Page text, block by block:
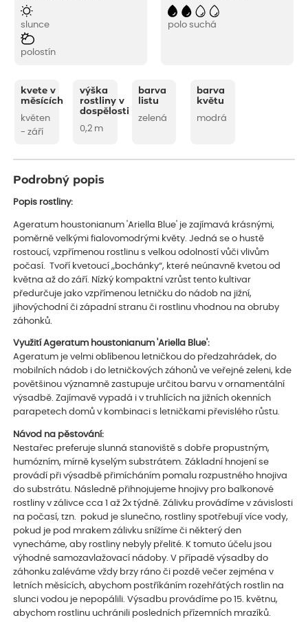
slunce
polostín
polo suchá
kvete v
měsících
květen
- září
výška
rostliny v
dospělosti
0,2 m
barva
listu
zelená
barva
květu
modrá
Podrobný popis
Popis rostliny:
Ageratum houstonianum 'Ariella Blue' je zajímavá krásnými,
poměrně velkými fialovomodrými květy. Jedná se o hustě
rostoucí, vzpřímenou rostlinu s velkou odolností vůči vlivům
počasí. Tvoří kvetoucí „bochánky“, které neúnavně kvetou od
května až do září. Nízký kompaktní vzrůst tento kultivar
předurčuje jako vzpřímenou letničku do nádob na jižní,
jihovýchodní či západní stranu či rostlinu vhodnou na obruby
záhonků.
Využití Ageratum houstonianum 'Ariella Blue':
Ageratum je velmi oblíbenou letničkou do předzahrádek, do
mobilních nádob i do letničkových záhonů ve veřejné zeleni, kde
povětšinou významně zastupuje určitou barvu v ornamentální
výsadbě. Zajímavě vypadá i v truhlících na jižních okenních
parapetech domů v kombinaci s letničkami převislého růstu.
Návod na pěstování:
Nestařec preferuje slunná stanoviště s dobře propustným,
humózním, mírně kyselým substrátem. Základní hnojení se
provádí při výsadbě přimícháním pomalu rozpustného hnojiva
do substrátu. Následně přihnojujeme hnojivy pro balkonové
rostliny v zálivce cca 1 až 2x týdně. Zálivku provádíme v závislosti
na počasí, tzn. pokud je slunečno, rostliny spotřebují více vody,
pokud je pod mrakem zálivku snížíme či některý den
vynecháme, aby rostliny nebyly přelité. K tomuto účelu jsou
výhodné samozavlažovací nádoby. V případě výsadby do
záhonku zaléváme vždy brzy ráno či pozdě večer zejména v
letních měsících, abychom postříkáním rozehřátých rostlin na
slunci vodou je nepopálili. Výsadbu provádíme po 15. květnu,
abychom rostlinu uchránili posledních přízemních mrazíků.